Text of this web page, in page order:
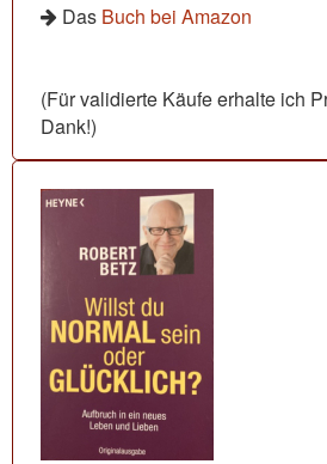
Das Buch bei Amazon
(Für validierte Käufe erhalte ich
Dank!)